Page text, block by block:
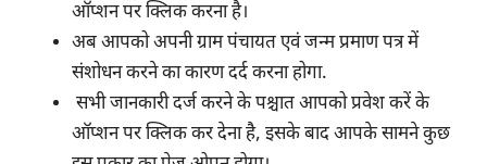
ऑप्शन पर क्लिक करना है।
अब आपको अपनी ग्राम पंचायत एवं जन्म प्रमाण पत्र में
संशोधन करने का कारण दर्द करना होगा.
सभी जानकारी दर्ज करने के पश्चात आपको प्रवेश करें के
ऑप्शन पर क्लिक कर देना है, इसके बाद आपके सामने कुछ